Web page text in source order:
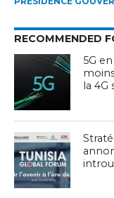
RECOMMENDED
5G
la